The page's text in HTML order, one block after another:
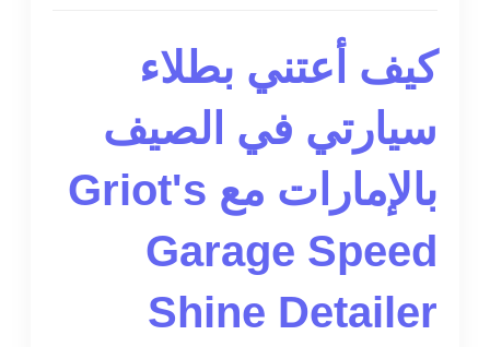
كيف أعتني بطلاء
سيارتي في الصيف
بالإمارات مع Griot's
Garage Speed
Shine Detailer